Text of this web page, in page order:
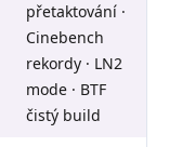
přetaktování ·
Cinebench
rekordy · LN2
mode · BTF
čistý build